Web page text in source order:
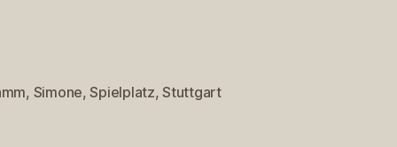
, Simone,Spielplatz,Stuttgart